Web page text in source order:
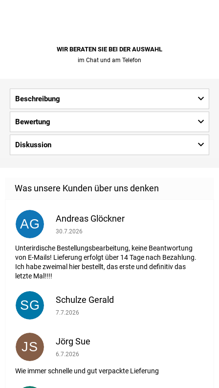
WIR BERATEN SIE BEI ​​DER AUSWAHL
im Chat und am Telefon
Beschreibung
Bewertung
Diskussion
AG Andreas Glöckner
Die Shop-Bewertung beträgt 1 von 5 Sternen.
30.7.2026
Unterirdische Bestellungsbearbeitung, keine Beantwortung
von E-Mails! Lieferung erfolgt über 14 Tage nach Bezahlung.
Ich habe zweimal hier bestellt, das erste und definitiv das
letzte Mal!!!!
SG Schulze Gerald
Die Shop-Bewertung beträgt 5 von 5 Sternen.
7.7.2026
JS Jörg Sue
Die Shop-Bewertung beträgt 5 von 5 Sternen.
6.7.2026
Wie immer schnelle und gut verpackte Lieferung